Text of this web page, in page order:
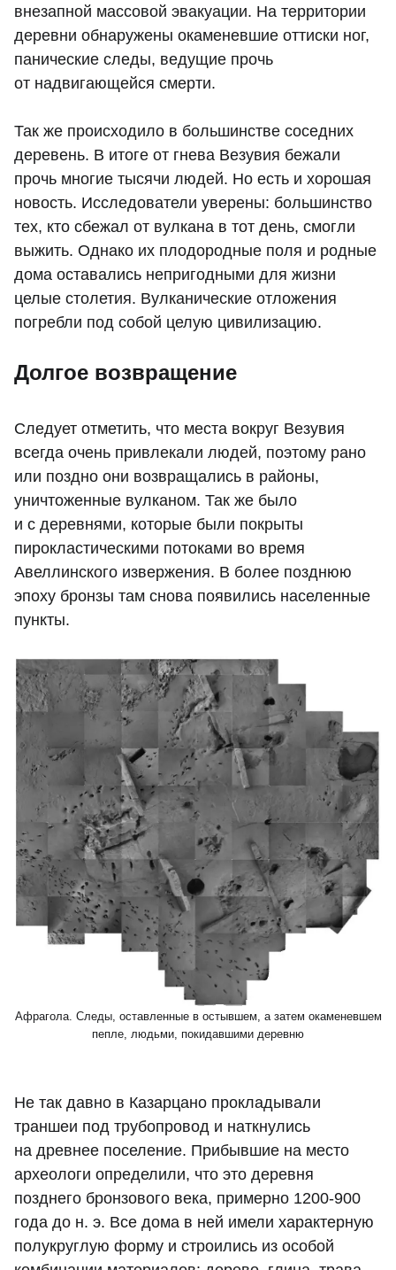
внезапной массовой эвакуации. На территории
деревни обнаружены окаменевшие оттиски ног,
панические следы, ведущие прочь
от надвигающейся смерти.
Так же происходило в большинстве соседних
деревень. В итоге от гнева Везувия бежали
прочь многие тысячи людей. Но есть и хорошая
новость. Исследователи уверены: большинство
тех, кто сбежал от вулкана в тот день, смогли
выжить. Однако их плодородные поля и родные
дома оставались непригодными для жизни
целые столетия. Вулканические отложения
погребли под собой целую цивилизацию.
Долгое возвращение
Следует отметить, что места вокруг Везувия
всегда очень привлекали людей, поэтому рано
или поздно они возвращались в районы,
уничтоженные вулканом. Так же было
и с деревнями, которые были покрыты
пирокластическими потоками во время
Авеллинского извержения. В более позднюю
эпоху бронзы там снова появились населенные
пункты.
Афрагола. Следы, оставленные в остывшем, а затем окаменевшем
пепле, людьми, покидавшими деревню
Не так давно в Казарцано прокладывали
траншеи под трубопровод и наткнулись
на древнее поселение. Прибывшие на место
археологи определили, что это деревня
позднего бронзового века, примерно 1200-900
года до н. э. Все дома в ней имели характерную
полукруглую форму и строились из особой